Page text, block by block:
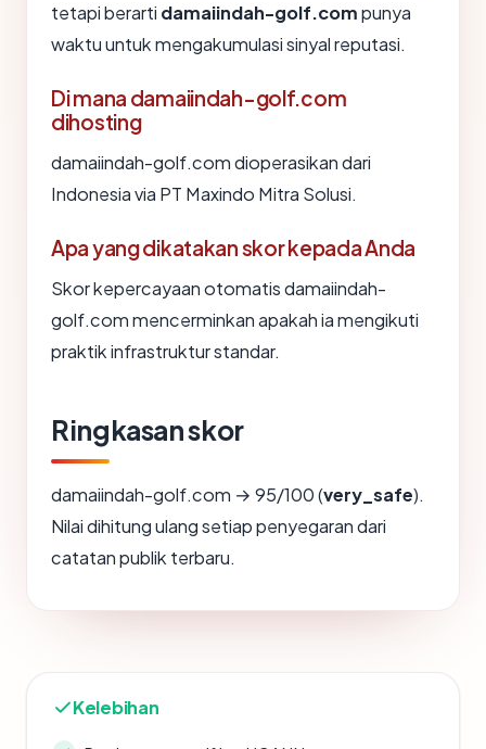
tetapi berarti damaiindah-golf.compunya
waktu untuk mengakumulasi sinyal reputasi.
Di mana damaiindah-golf.com
dihosting
damaiindah-golf.com dioperasikan dari
Indonesia via PT Maxindo Mitra Solusi.
Apa yang dikatakan skor kepada Anda
Skor kepercayaan otomatis damaiindah-
golf.com mencerminkan apakah ia mengikuti
praktik infrastruktur standar.
Ringkasan skor
damaiindah-golf.com → 95/100 (very_safe).
Nilai dihitung ulang setiap penyegaran dari
catatan publik terbaru.
Kelebihan